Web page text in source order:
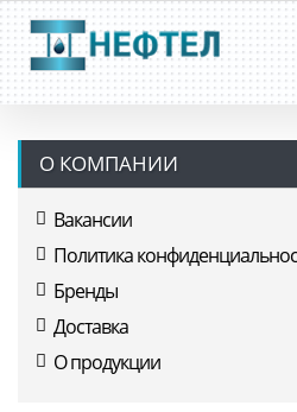
О КОМПАНИИ
Вакансии
Политика
Бренды
Доставка
О продукции